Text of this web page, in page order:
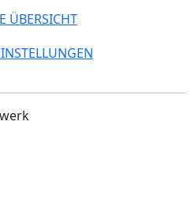
ÜBERSICHT